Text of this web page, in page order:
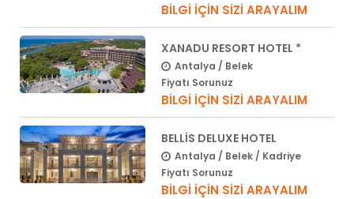
BİLGİ İÇİN SİZİ ARAYALIM
XANADU RESORT HOTEL *
Antalya / Belek
Fiyatı Sorunuz
BİLGİ İÇİN SİZİ ARAYALIM
BELLIS DELUXE HOTEL
Antalya / Belek / Kadriye
Fiyatı Sorunuz
BİLGİ İÇİN SİZİ ARAYALIM